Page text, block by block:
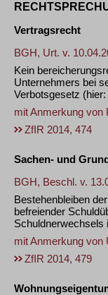
Vertragsrecht
BGH, Urt. v.
Kein
Unternehmers bei
Verbotsgesetz
mit Anmerkung von
ZfIR 2014, 474
Sachen- und
BGH, Beschl. v.
Bestehenbleiben
befreiender
Schuldnerwechsels
mit Anmerkung von
ZfIR 2014, 479